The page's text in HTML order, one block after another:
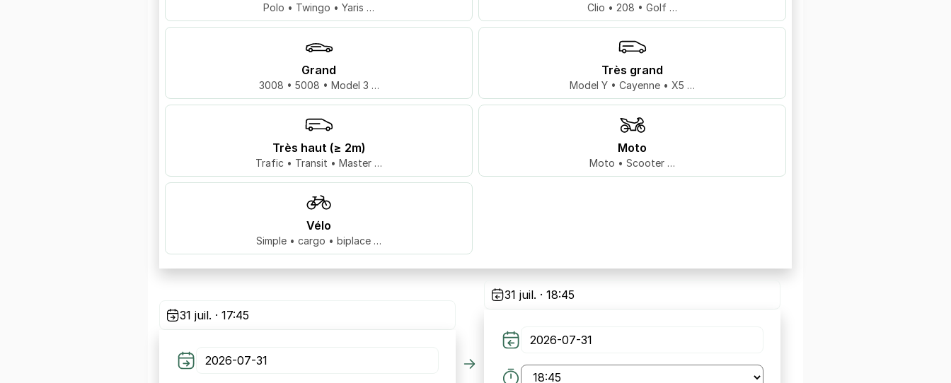
Polo • Twingo • Yaris … Clio • 208 • Golf …
Grand
3008 • 5008 • Model 3 …
Très grand
Model Y • Cayenne • X5 …
Très haut (≥ 2m)
Trafic • Transit • Master …
Moto
Moto • Scooter …
Vélo
Simple • cargo • biplace …
31 juil. · 17:45
31 juil. · 18:45